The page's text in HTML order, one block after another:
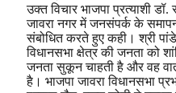
उक्त विचार भाजपा प्रत्याशी
जावरा नगर में जनसंपर्क के
संबोधित करते हुए कही। श्री
विधानसभा क्षेत्र की जनता को
जनता सुकून चाहती है और वह
है। भाजपा जावरा विधानसभा